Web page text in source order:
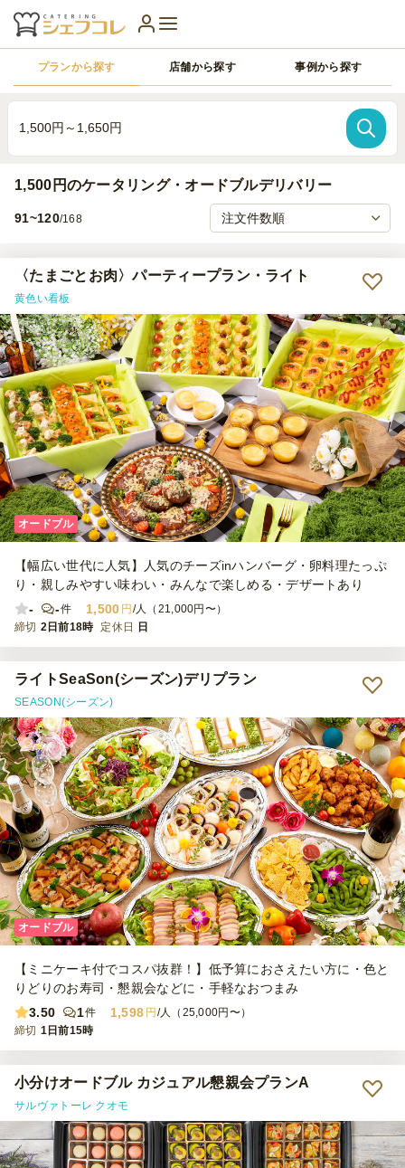
プランから探す 店舗から探す 事例から探す
1,500円～1,650円
1,500円のケータリング・オードブルデリバリー
91~120/168
〈たまごとお肉〉パーティープラン・ライト
黄色い看板
オードブル
【幅広い世代に人気】人気のチーズinハンバーグ・卵料理たっぷ
り・親しみやすい味わい・みんなで楽しめる・デザートあり
-
-件 1,500 円 /人（21,000円〜）
締切 2日前18時 定休日 日
ライトSeaSon(シーズン)デリプラン
SEASON(シーズン)
オードブル
【ミニケーキ付でコスパ抜群！】低予算におさえたい方に・色と
りどりのお寿司・懇親会などに・手軽なおつまみ
3.50
1件 1,598 円 /人（25,000円〜）
締切 1日前15時
小分けオードブル カジュアル懇親会プランA
サルヴァトーレ クオモ